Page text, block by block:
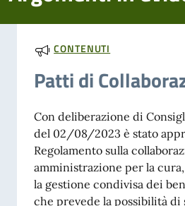
CONTENUTI
Patti di
Con deliberazione di
del 02/08/2023 è stato
Regolamento sulla
amministrazione per la
la gestione condivisa dei
che prevede la possibilità